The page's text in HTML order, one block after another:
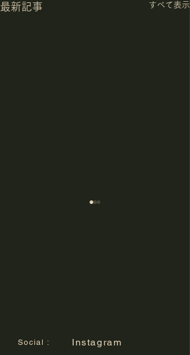
最新記事 すべて表示
Social : Instagram